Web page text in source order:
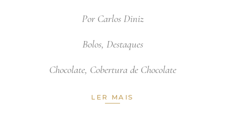
Por Carlos Diniz
Bolos, Destaques
Chocolate, Cobertura de Chocolate
LER MAIS